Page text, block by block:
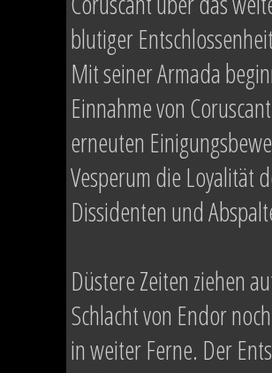
blutiger
Mit seiner Armada
Einnahme von
erneuten
Vesperum die Loyalität
Dissidenten und
Düstere Zeiten ziehen
Schlacht von Endor
in weiter Ferne. Der